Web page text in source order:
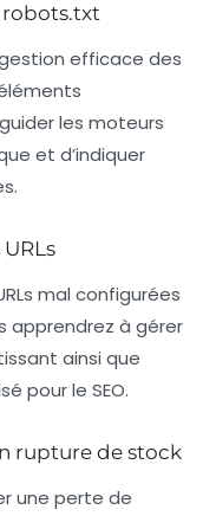
robots.txt
efficace des
les moteurs
et d’indiquer
mal configurées
apprendrez à gérer
ainsi que
pour le SEO.
rupture de stock
une perte de